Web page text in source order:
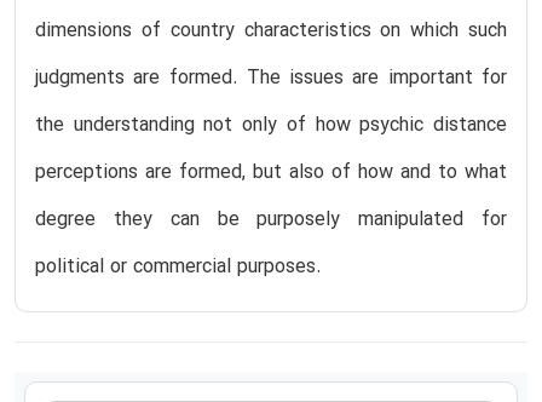
dimensions of country characteristics on which such
judgments are formed. The issues are important for
the understanding not only of how psychic distance
perceptions are formed, but also of how and to what
degree they can be purposely manipulated for
political or commercial purposes.